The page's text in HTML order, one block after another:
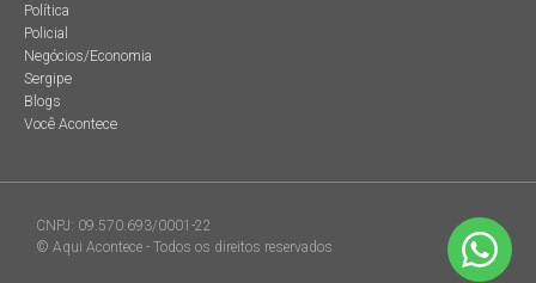
Política
Policial
Negócios/Economia
Sergipe
Blogs
Você Acontece
CNPJ: 09.570.693/0001-22
© Aqui Acontece - Todos os direitos reservados